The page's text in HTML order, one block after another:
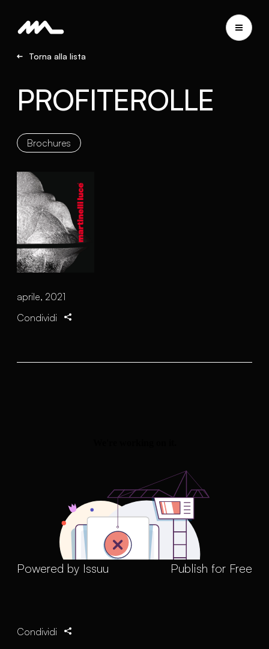
Torna alla lista
PROFITEROLLE
Brochures
aprile, 2021
Condividi
Powered by Issuu Publish for Free
Condividi